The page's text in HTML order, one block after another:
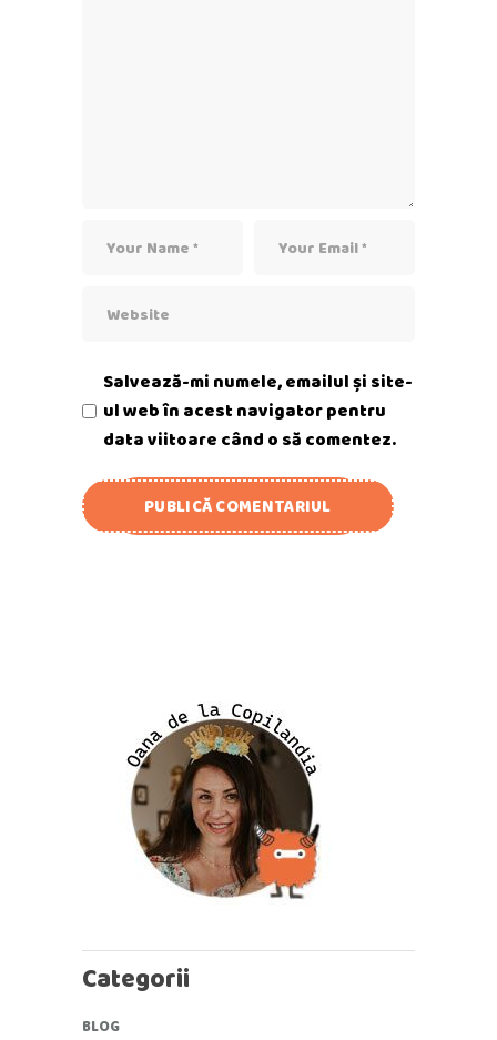
Salvează-mi numele, emailul și site-
ul web în acest navigator pentru
data viitoare când o să comentez.
PUBLICĂ COMENTARIUL
Categorii
BLOG